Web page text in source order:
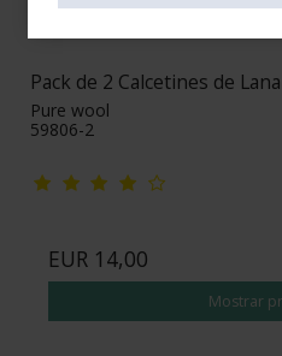
Pack de 2 Calcetines de
Pure wool
59806-2
EUR 14,00
Mostrar